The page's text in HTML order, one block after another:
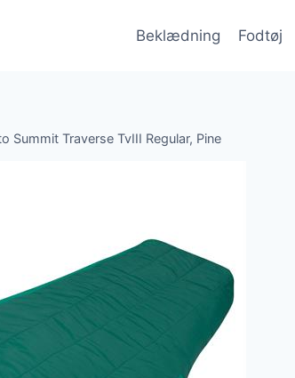
Beklædning Fodtøj
Summit Traverse TvIII Regular, Pine